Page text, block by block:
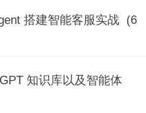
图设计与编辑
搭建智能客服实战 (6
服Agent：实战演示
知识库以及智能体